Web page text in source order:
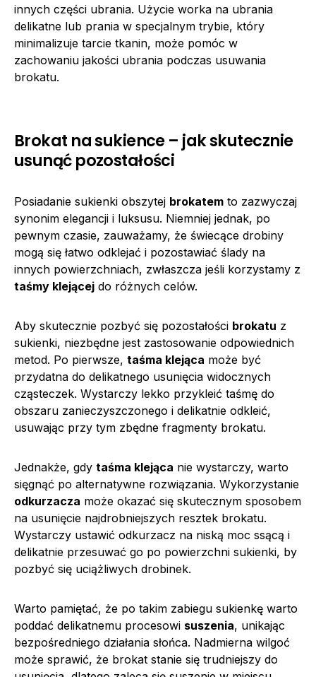
innych części ubrania. Użycie worka na ubrania
delikatne lub prania w specjalnym trybie, który
minimalizuje tarcie tkanin, może pomóc w
zachowaniu jakości ubrania podczas usuwania
brokatu.
Brokat na sukience – jak skutecznie
usunąć pozostałości
Posiadanie sukienki obszytej brokatem to zazwyczaj
synonim elegancji i luksusu. Niemniej jednak, po
pewnym czasie, zauważamy, że świecące drobiny
mogą się łatwo odklejać i pozostawiać ślady na
innych powierzchniach, zwłaszcza jeśli korzystamy z
taśmy klejącej do różnych celów.
Aby skutecznie pozbyć się pozostałości brokatu z
sukienki, niezbędne jest zastosowanie odpowiednich
metod. Po pierwsze, taśma klejąca może być
przydatna do delikatnego usunięcia widocznych
cząsteczek. Wystarczy lekko przykleić taśmę do
obszaru zanieczyszczonego i delikatnie odkleić,
usuwając przy tym zbędne fragmenty brokatu.
Jednakże, gdy taśma klejąca nie wystarczy, warto
sięgnąć po alternatywne rozwiązania. Wykorzystanie
odkurzacza może okazać się skutecznym sposobem
na usunięcie najdrobniejszych resztek brokatu.
Wystarczy ustawić odkurzacz na niską moc ssącą i
delikatnie przesuwać go po powierzchni sukienki, by
pozbyć się uciążliwych drobinek.
Warto pamiętać, że po takim zabiegu sukienkę warto
poddać delikatnemu procesowi suszenia, unikając
bezpośredniego działania słońca. Nadmierna wilgoć
może sprawić, że brokat stanie się trudniejszy do